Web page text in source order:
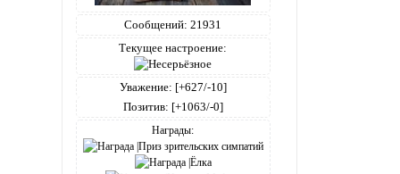
Сообщений: 21931
Текущее настроение:
Уважение: [+627/-10]
Позитив: [+1063/-0]
Награды: